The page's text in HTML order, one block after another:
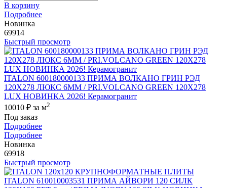
В корзину
Подробнее
Новинка
69914
Быстрый просмотр
ITALON 600180000133 ПРИМА ВОЛКАНО ГРИН РЭД
120X278 ЛЮКС 6ММ / PRI.VOLCANO GREEN 120X278
LUX НОВИНКА 2026! Керамогранит
10010 ₽ за м2
Под заказ
Подробнее
Подробнее
Новинка
69918
Быстрый просмотр